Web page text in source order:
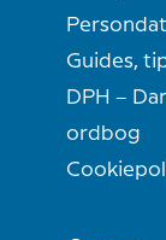
Guides,
DPH –
ordbog